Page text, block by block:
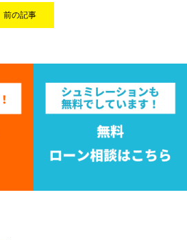
前の記事